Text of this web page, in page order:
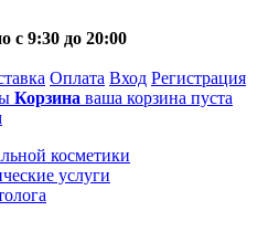
с 9:30 до 20:00
Оплата Вход Регистрация
Корзина ваша корзина пуста
косметики
услуги